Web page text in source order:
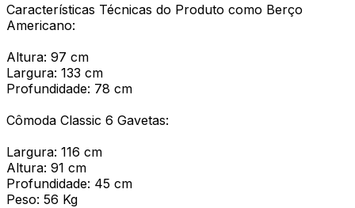
Características Técnicas do Produto como Berço
Americano:
Altura: 97 cm
Largura: 133 cm
Profundidade: 78 cm
Cômoda Classic 6 Gavetas:
Largura: 116 cm
Altura: 91 cm
Profundidade: 45 cm
Peso: 56 Kg